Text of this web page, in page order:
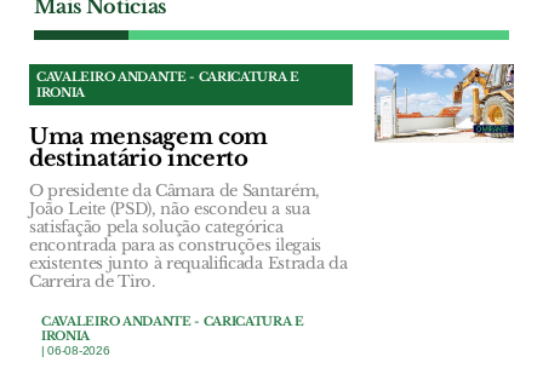
Mais Notícias
CAVALEIRO ANDANTE - CARICATURA E
IRONIA
Uma mensagem com
destinatário incerto
O presidente da Câmara de Santarém,
João Leite (PSD), não escondeu a sua
satisfação pela solução categórica
encontrada para as construções ilegais
existentes junto à requalificada Estrada da
Carreira de Tiro.
CAVALEIRO ANDANTE - CARICATURA E
IRONIA
| 06-08-2026